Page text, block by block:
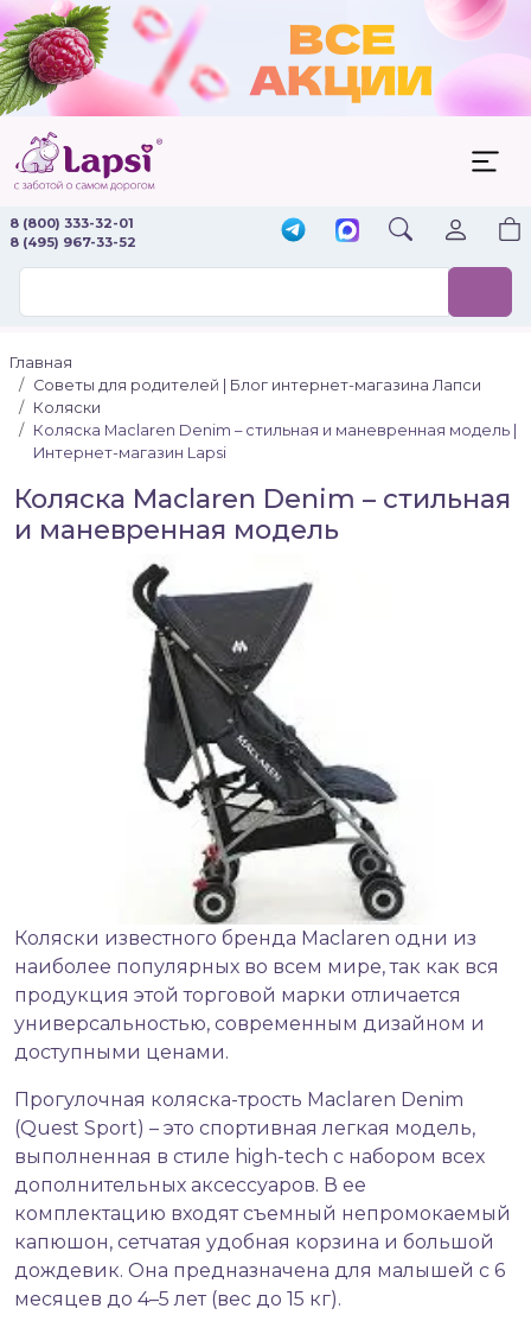
8 (800) 333-32-01
8 (495) 967-33-52
Главная
Советы для родителей | Блог интернет-магазина Лапси
Коляски
Коляска Maclaren Denim – стильная и маневренная модель |
Интернет-магазин Lapsi
Коляска Maclaren Denim – стильная
и маневренная модель
Коляски известного бренда Maclaren одни из
наиболее популярных во всем мире, так как вся
продукция этой торговой марки отличается
универсальностью, современным дизайном и
доступными ценами.
Прогулочная коляска-трость Maclaren Denim
(Quest Sport) – это спортивная легкая модель,
выполненная в стиле high-tech с набором всех
дополнительных аксессуаров. В ее
комплектацию входят съемный непромокаемый
капюшон, сетчатая удобная корзина и большой
дождевик. Она предназначена для малышей с 6
месяцев до 4–5 лет (вес до 15 кг).